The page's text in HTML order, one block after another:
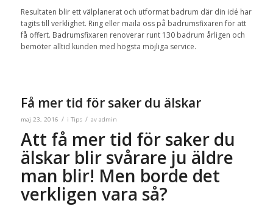
Resultaten blir ett välplanerat och utformat badrum där din idé har
tagits till verklighet. Ring eller maila oss på badrumsfixaren för att
få offert. Badrumsfixaren renoverar runt 130 badrum årligen och
bemöter alltid kunden med högsta möjliga service.
Få mer tid för saker du älskar
maj 23, 2016 / i Tips / av admin
Att få mer tid för saker du
älskar blir svårare ju äldre
man blir! Men borde det
verkligen vara så?